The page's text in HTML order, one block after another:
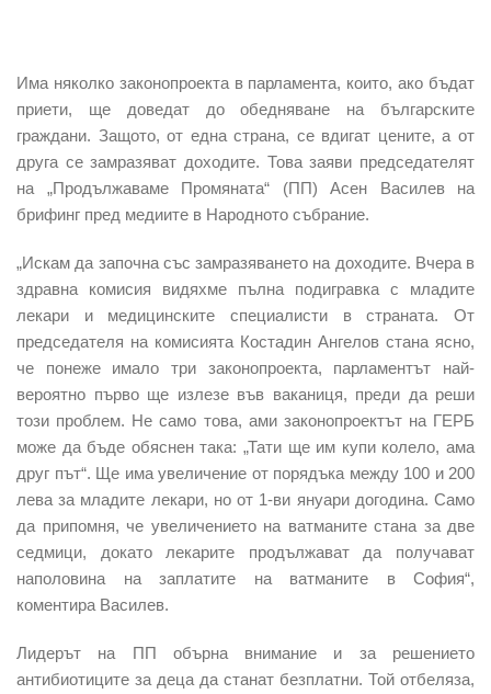
Има няколко законопроекта в парламента, които, ако бъдат
приети, ще доведат до обедняване на българските
граждани. Защото, от една страна, се вдигат цените, а от
друга се замразяват доходите. Това заяви председателят
на „Продължаваме Промяната“ (ПП) Асен Василев на
брифинг пред медиите в Народното събрание.
„Искам да започна със замразяването на доходите. Вчера в
здравна комисия видяхме пълна подигравка с младите
лекари и медицинските специалисти в страната. От
председателя на комисията Костадин Ангелов стана ясно,
че понеже имало три законопроекта, парламентът най-
вероятно първо ще излезе във ваканиця, преди да реши
този проблем. Не само това, ами законопроектът на ГЕРБ
може да бъде обяснен така: „Тати ще им купи колело, ама
друг път“. Ще има увеличение от порядъка между 100 и 200
лева за младите лекари, но от 1-ви януари догодина. Само
да припомня, че увеличението на ватманите стана за две
седмици, докато лекарите продължават да получават
наполовина на заплатите на ватманите в София“,
коментира Василев.
Лидерът на ПП обърна внимание и за решението
антибиотиците за деца да станат безплатни. Той отбеляза,